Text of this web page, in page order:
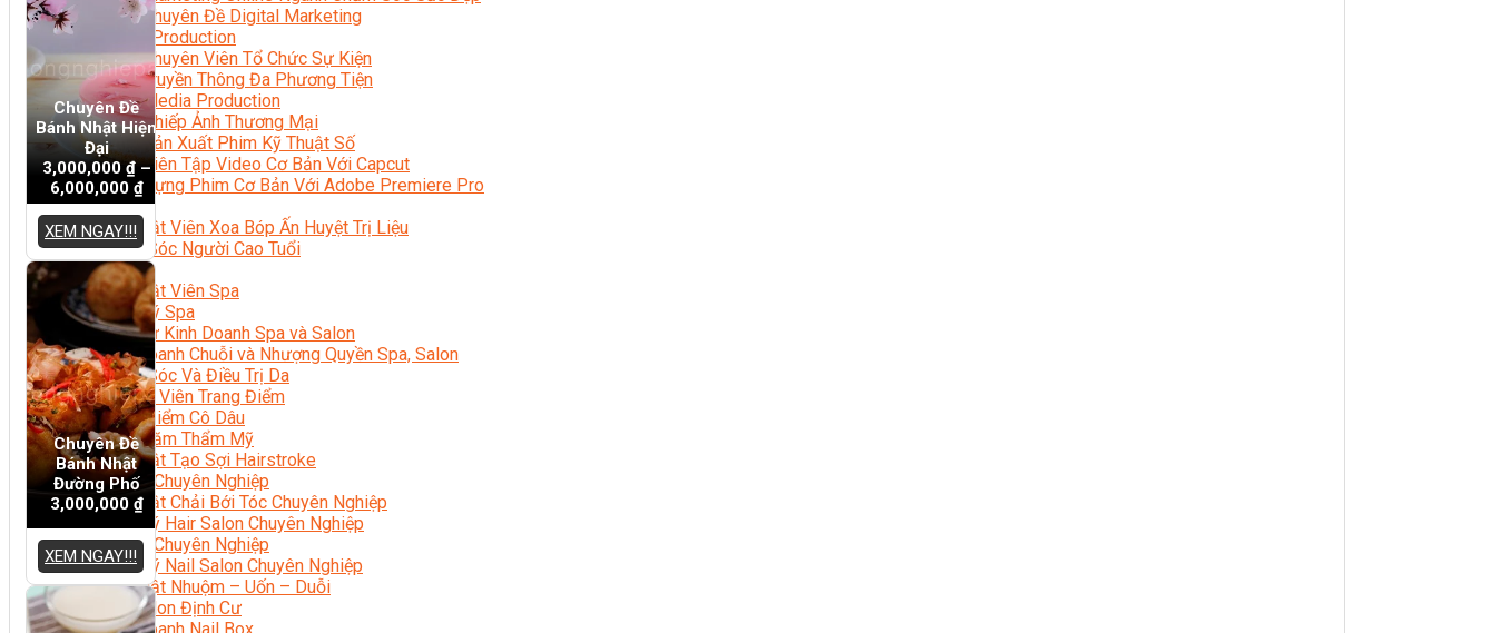
Chuyên Đề Digital Marketing
Media Production
Chuyên Viên Tổ Chức Sự Kiện
Truyền Thông Đa Phương Tiện
Media Production
Nhiếp Ảnh Thương Mại
Sản Xuất Phim Kỹ Thuật Số
Biên Tập Video Cơ Bản Với Capcut
Dựng Phim Cơ Bản Với Adobe Premiere Pro
Sức Khỏe
Kỹ Thuật Viên Xoa Bóp Ấn Huyệt Trị Liệu
Chăm Sóc Người Cao Tuổi
Sắc Đẹp
Kỹ Thuật Viên Spa
Quản Lý Spa
Khởi Sự Kinh Doanh Spa và Salon
Kinh Doanh Chuỗi và Nhượng Quyền Spa, Salon
Chăm Sóc Và Điều Trị Da
Chuyên Viên Trang Điểm
Trang Điểm Cô Dâu
Phun Xăm Thẩm Mỹ
Kỹ Thuật Tạo Sợi Hairstroke
Barber Chuyên Nghiệp
Kỹ Thuật Chải Bới Tóc Chuyên Nghiệp
Quản Lý Hair Salon Chuyên Nghiệp
Nối Mi Chuyên Nghiệp
Quản Lý Nail Salon Chuyên Nghiệp
Kỹ Thuật Nhuộm – Uốn – Duỗi
Nail Salon Định Cư
Chuyên Đề
Bánh Nhật Hiện
Đại
3,000,000 ₫–
6,000,000 ₫
XEM NGAY!!!
Chuyên Đề
Bánh Nhật
Đường Phố
3,000,000 ₫
XEM NGAY!!!